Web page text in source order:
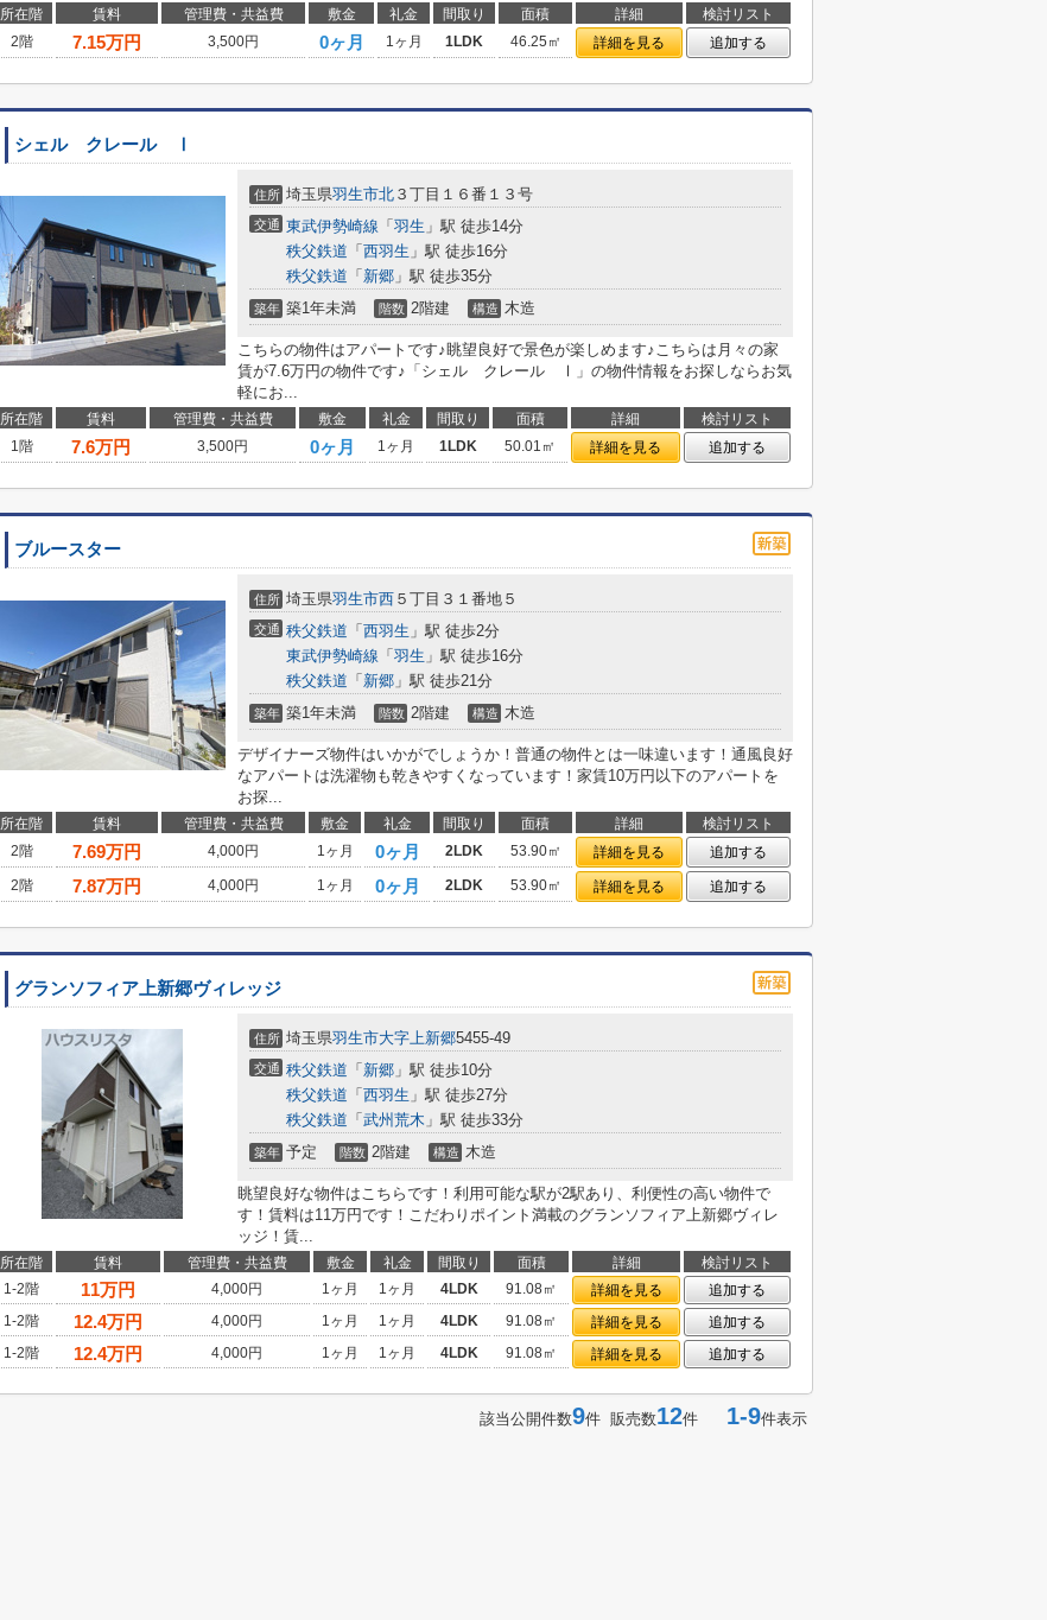
所在階 賃料 管理費・共益費 敷金 礼金 間取り 面積 詳細
検討リスト
2階
7.15万円 3,500円 0ヶ月 1ヶ月 1LDK 46.25㎡ 詳細を見る 追加する
シェル クレール Ⅰ
住所 埼玉県羽生市北 ３丁目１６番１３号
交通 東武伊勢崎線 「 羽生 」駅 徒歩14分
秩父鉄道 「 西羽生 」駅 徒歩16分
秩父鉄道 「 新郷 」駅 徒歩35分
築年 築1年未満 階数 2階建 構造 木造
こちらの物件はアパートです♪眺望良好で景色が楽しめます♪こちらは月々の家
賃が7.6万円の物件です♪「シェル クレール Ⅰ」の物件情報をお探しならお気
軽にお...
所在階 賃料 管理費・共益費 敷金 礼金 間取り 面積 詳細
検討リスト
1階
7.6万円 3,500円 0ヶ月 1ヶ月 1LDK 50.01㎡ 詳細を見る 追加する
ブルースター
住所 埼玉県羽生市西 ５丁目３１番地５
交通 秩父鉄道 「 西羽生 」駅 徒歩2分
東武伊勢崎線 「 羽生 」駅 徒歩16分
秩父鉄道 「 新郷 」駅 徒歩21分
築年 築1年未満 階数 2階建 構造 木造
デザイナーズ物件はいかがでしょうか！普通の物件とは一味違います！通風良好
なアパートは洗濯物も乾きやすくなっています！家賃10万円以下のアパートを
お探...
所在階 賃料 管理費・共益費 敷金 礼金 間取り 面積 詳細
検討リスト
2階
7.69万円 4,000円 1ヶ月 0ヶ月 2LDK 53.90㎡ 詳細を見る
追加する
2階
7.87万円 4,000円 1ヶ月 0ヶ月 2LDK 53.90㎡ 詳細を見る 追加する
グランソフィア上新郷ヴィレッジ
住所 埼玉県羽生市大字上新郷5455-49
交通 秩父鉄道 「 新郷 」駅 徒歩10分
秩父鉄道 「 西羽生 」駅 徒歩27分
秩父鉄道 「 武州荒木 」駅 徒歩33分
築年 予定 階数 2階建 構造 木造
眺望良好な物件はこちらです！利用可能な駅が2駅あり、利便性の高い物件で
す！賃料は11万円です！こだわりポイント満載のグランソフィア上新郷ヴィレ
ッジ！賃...
所在階 賃料 管理費・共益費 敷金 礼金 間取り 面積 詳細
検討リスト
1-2階
11万円 4,000円 1ヶ月 1ヶ月 4LDK 91.08㎡ 詳細を見る
追加する
1-2階
12.4万円 4,000円 1ヶ月 1ヶ月 4LDK 91.08㎡ 詳細を見る
追加する
1-2階
12.4万円 4,000円 1ヶ月 1ヶ月 4LDK 91.08㎡ 詳細を見る 追加する
該当公開件数9件 販売数12件 1-9件表示